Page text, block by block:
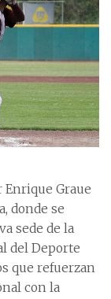
Graue
donde se
sede de la
del Deporte
que refuerzan
con la